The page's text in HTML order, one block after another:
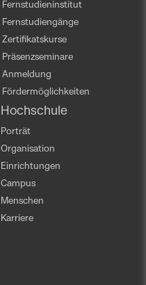
Fernstudieninstitut
Fernstudiengänge
Zertifikatskurse
Präsenzseminare
Anmeldung
Fördermöglichkeiten
Hochschule
Porträt
Organisation
Einrichtungen
Campus
Menschen
Karriere